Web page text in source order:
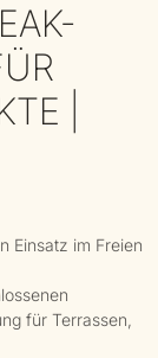
|
Einsatz im Freien
für Terrassen,